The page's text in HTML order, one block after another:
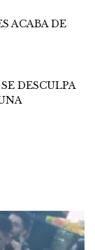
ACABA DE
DESCULPA